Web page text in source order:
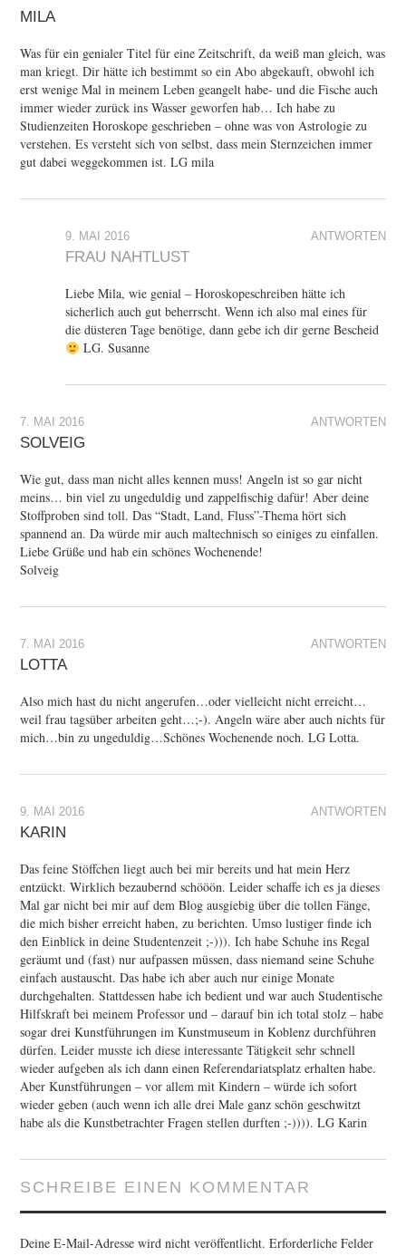
MILA
Was für ein genialer Titel für eine Zeitschrift, da weiß man gleich, was
man kriegt. Dir hätte ich bestimmt so ein Abo abgekauft, obwohl ich
erst wenige Mal in meinem Leben geangelt habe- und die Fische auch
immer wieder zurück ins Wasser geworfen hab… Ich habe zu
Studienzeiten Horoskope geschrieben – ohne was von Astrologie zu
verstehen. Es versteht sich von selbst, dass mein Sternzeichen immer
gut dabei weggekommen ist. LG mila
ANTWORTEN
9. MAI 2016
FRAU NAHTLUST
Liebe Mila, wie genial – Horoskopeschreiben hätte ich
sicherlich auch gut beherrscht. Wenn ich also mal eines für
die düsteren Tage benötige, dann gebe ich dir gerne Bescheid
LG. Susanne
ANTWORTEN
7. MAI 2016
SOLVEIG
Wie gut, dass man nicht alles kennen muss! Angeln ist so gar nicht
meins… bin viel zu ungeduldig und zappelfischig dafür! Aber deine
Stoffproben sind toll. Das “Stadt, Land, Fluss”-Thema hört sich
spannend an. Da würde mir auch maltechnisch so einiges zu einfallen.
Liebe Grüße und hab ein schönes Wochenende!
Solveig
ANTWORTEN
7. MAI 2016
LOTTA
Also mich hast du nicht angerufen…oder vielleicht nicht erreicht…
weil frau tagsüber arbeiten geht…;-). Angeln wäre aber auch nichts für
mich…bin zu ungeduldig…Schönes Wochenende noch. LG Lotta.
ANTWORTEN
9. MAI 2016
KARIN
Das feine Stöffchen liegt auch bei mir bereits und hat mein Herz
entzückt. Wirklich bezaubernd schööön. Leider schaffe ich es ja dieses
Mal gar nicht bei mir auf dem Blog ausgiebig über die tollen Fänge,
die mich bisher erreicht haben, zu berichten. Umso lustiger finde ich
den Einblick in deine Studentenzeit ;-))). Ich habe Schuhe ins Regal
geräumt und (fast) nur aufpassen müssen, dass niemand seine Schuhe
einfach austauscht. Das habe ich aber auch nur einige Monate
durchgehalten. Stattdessen habe ich bedient und war auch Studentische
Hilfskraft bei meinem Professor und – darauf bin ich total stolz – habe
sogar drei Kunstführungen im Kunstmuseum in Koblenz durchführen
dürfen. Leider musste ich diese interessante Tätigkeit sehr schnell
wieder aufgeben als ich dann einen Referendariatsplatz erhalten habe.
Aber Kunstführungen – vor allem mit Kindern – würde ich sofort
wieder geben (auch wenn ich alle drei Male ganz schön geschwitzt
habe als die Kunstbetrachter Fragen stellen durften ;-)))). LG Karin
SCHREIBE EINEN KOMMENTAR
Deine E-Mail-Adresse wird nicht veröffentlicht. Erforderliche Felder